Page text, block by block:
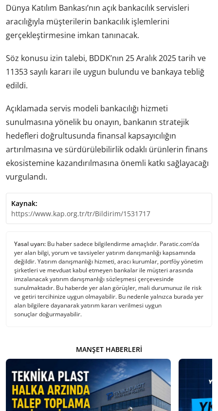
Dünya Katılım Bankası’nın açık bankacılık servisleri
aracılığıyla müşterilerin bankacılık işlemlerini
gerçekleştirmesine imkan tanınacak.
Söz konusu izin talebi, BDDK’nın 25 Aralık 2025 tarih ve
11353 sayılı kararı ile uygun bulundu ve bankaya tebliğ
edildi.
Açıklamada servis modeli bankacılığı hizmeti
sunulmasına yönelik bu onayın, bankanın stratejik
hedefleri doğrultusunda finansal kapsayıcılığın
artırılmasına ve sürdürülebilirlik odaklı ürünlerin finans
ekosistemine kazandırılmasına önemli katkı sağlayacağı
vurgulandı.
Kaynak:
https://www.kap.org.tr/tr/Bildirim/1531717
Yasal uyarı: Bu haber sadece bilgilendirme amaçlıdır. Paratic.com’da
yer alan bilgi, yorum ve tavsiyeler yatırım danışmanlığı kapsamında
değildir. Yatırım danışmanlığı hizmeti, aracı kurumlar, portföy yönetim
şirketleri ve mevduat kabul etmeyen bankalar ile müşteri arasında
imzalanacak yatırım danışmanlığı sözleşmesi çerçevesinde
sunulmaktadır. Bu haberde yer alan görüşler, mali durumunuz ile risk
ve getiri tercihinize uygun olmayabilir. Bu nedenle yalnızca burada yer
alan bilgilere dayanarak yatırım kararı verilmesi uygun
sonuçlar doğurmayabilir.
MANŞET HABERLERI